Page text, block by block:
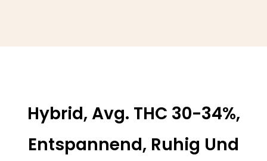
Hybrid, Avg. THC 30-34%,
Entspannend, Ruhig Und